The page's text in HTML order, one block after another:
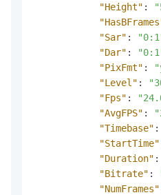
"Height" :
"Sar" :
"Dar" :
"PixFmt" :
"Level" :
"Fps" :
"AvgFPS" :
"Timebase" :
"StartTime"
"Duration" :
"Bitrate" :
"NumFrames"